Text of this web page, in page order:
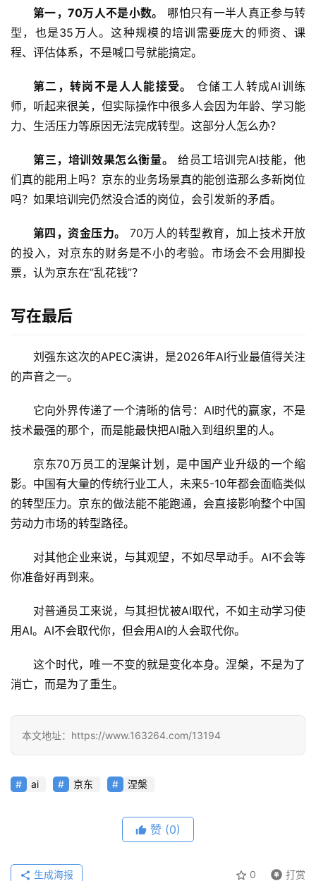
第一，70万人不是小数。
哪怕只有一半人真正参与转
型，也是35万人。这种规模的培训需要庞大的师资、课
程、评估体系，不是喊口号就能搞定。
第二，转岗不是人人能接受。
仓储工人转成AI训练
师，听起来很美，但实际操作中很多人会因为年龄、学习能
力、生活压力等原因无法完成转型。这部分人怎么办？
第三，培训效果怎么衡量。
给员工培训完AI技能，他
们真的能用上吗？京东的业务场景真的能创造那么多新岗位
吗？如果培训完仍然没合适的岗位，会引发新的矛盾。
第四，资金压力。
70万人的转型教育，加上技术开放
的投入，对京东的财务是不小的考验。市场会不会用脚投
票，认为京东在”乱花钱”？
写在最后
刘强东这次的APEC演讲，是2026年AI行业最值得关注
的声音之一。
它向外界传递了一个清晰的信号：AI时代的赢家，不是
技术最强的那个，而是能最快把AI融入到组织里的人。
京东70万员工的涅槃计划，是中国产业升级的一个缩
影。中国有大量的传统行业工人，未来5-10年都会面临类似
的转型压力。京东的做法能不能跑通，会直接影响整个中国
劳动力市场的转型路径。
对其他企业来说，与其观望，不如尽早动手。AI不会等
你准备好再到来。
对普通员工来说，与其担忧被AI取代，不如主动学习使
用AI。AI不会取代你，但会用AI的人会取代你。
这个时代，唯一不变的就是变化本身。涅槃，不是为了
消亡，而是为了重生。
本文地址：https://www.163264.com/13194
ai 京东 涅槃
赞 (0)
0 打赏
生成海报